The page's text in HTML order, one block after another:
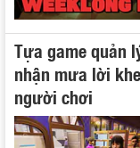
Tựa game quản
nhận mưa lời
người chơi